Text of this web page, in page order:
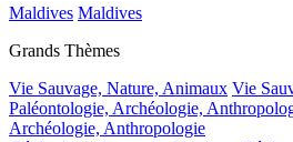
Maldives Maldives
Grands Thèmes
Vie Sauvage, Nature, Animaux Vie
Paléontologie, Archéologie,
Archéologie, Anthropologie